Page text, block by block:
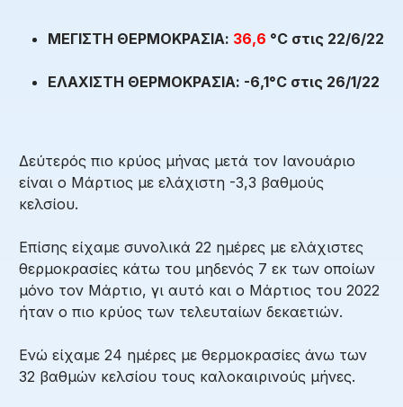
ΜΕΓΙΣΤΗ ΘΕΡΜΟΚΡΑΣΙΑ: 36,6 °C στις 22/6/22
ΕΛΑΧΙΣΤΗ ΘΕΡΜΟΚΡΑΣΙΑ: -6,1°C στις 26/1/22
Δεύτερός πιο κρύος μήνας μετά τον Ιανουάριο
είναι ο Μάρτιος με ελάχιστη -3,3 βαθμούς
κελσίου.
Επίσης είχαμε συνολικά 22 ημέρες με ελάχιστες
θερμοκρασίες κάτω του μηδενός 7 εκ των οποίων
μόνο τον Μάρτιο, γι αυτό και ο Μάρτιος του 2022
ήταν ο πιο κρύος των τελευταίων δεκαετιών.
Ενώ είχαμε 24 ημέρες με θερμοκρασίες άνω των
32 βαθμών κελσίου τους καλοκαιρινούς μήνες.